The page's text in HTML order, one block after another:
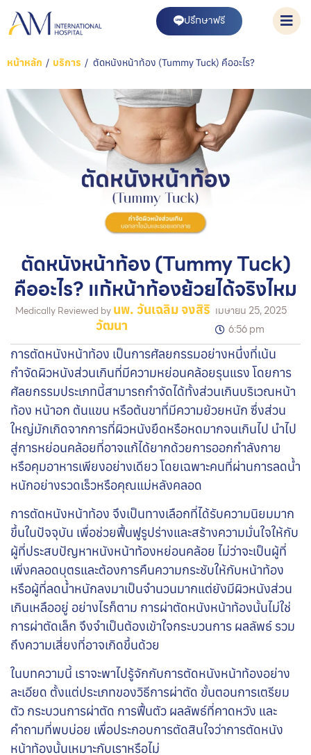
ปรึกษาฟรี
หน้าหลัก / บริการ / ตัดหนังหน้าท้อง (Tummy Tuck) คืออะไร?
ตัดหนังหน้าท้อง (Tummy Tuck)
คืออะไร? แก้หน้าท้องย้วยได้จริงไหม
Medically Reviewed byนพ. วันเฉลิม จงสิริ
วัฒนา
เมษายน 25, 2025
6:56 pm
การตัดหนังหน้าท้อง เป็นการศัลยกรรมอย่างหนึ่งที่เน้น
กำจัดผิวหนังส่วนเกินที่มีความหย่อนคล้อยรุนแรง โดยการ
ศัลยกรรมประเภทนี้สามารถกำจัดได้ทั้งส่วนเกินบริเวณหน้า
ท้อง หน้าอก ต้นแขน หรือต้นขาที่มีความย้วยหนัก ซึ่งส่วน
ใหญ่มักเกิดจากการที่ผิวหนังยืดหรือหดมากจนเกินไป นำไป
สู่การหย่อนคล้อยที่อาจแก้ได้ยากด้วยการออกกำลังกาย
หรือคุมอาหารเพียงอย่างเดียว โดยเฉพาะคนที่ผ่านการลดน้ำ
หนักอย่างรวดเร็วหรือคุณแม่หลังคลอด
การตัดหนังหน้าท้อง จึงเป็นทางเลือกที่ได้รับความนิยมมาก
ขึ้นในปัจจุบัน เพื่อช่วยฟื้นฟูรูปร่างและสร้างความมั่นใจให้กับ
ผู้ที่ประสบปัญหาหนังหน้าท้องหย่อนคล้อย ไม่ว่าจะเป็นผู้ที่
เพิ่งคลอดบุตรและต้องการคืนความกระชับให้กับหน้าท้อง
หรือผู้ที่ลดน้ำหนักลงมาเป็นจำนวนมากแต่ยังมีผิวหนังส่วน
เกินเหลืออยู่ อย่างไรก็ตาม การผ่าตัดหนังหน้าท้องนั้นไม่ใช่
การผ่าตัดเล็ก จึงจำเป็นต้องเข้าใจกระบวนการ ผลลัพธ์ รวม
ถึงความเสี่ยงที่อาจเกิดขึ้นด้วย
ในบทความนี้ เราจะพาไปรู้จักกับการตัดหนังหน้าท้องอย่าง
ละเอียด ตั้งแต่ประเภทของวิธีการผ่าตัด ขั้นตอนการเตรียม
ตัว กระบวนการผ่าตัด การฟื้นตัว ผลลัพธ์ที่คาดหวัง และ
คำถามที่พบบ่อย เพื่อประกอบการตัดสินใจว่าการตัดหนัง
หน้าท้องนั้นเหมาะกับเราหรือไม่